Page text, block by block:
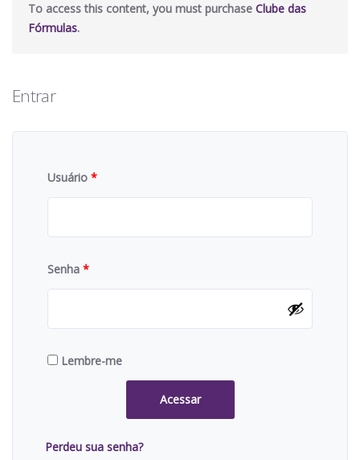
To access this content, you must purchase Clube das
Fórmulas.
Entrar
Usuário *
Senha *
Lembre-me
Acessar
Perdeu sua senha?